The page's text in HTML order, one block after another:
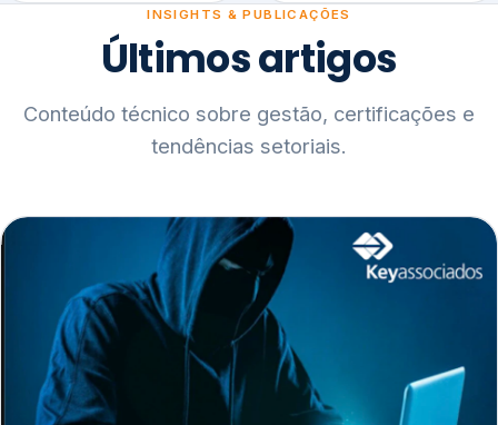
INSIGHTS & PUBLICAÇÕES
Últimos artigos
Conteúdo técnico sobre gestão, certificações e
tendências setoriais.